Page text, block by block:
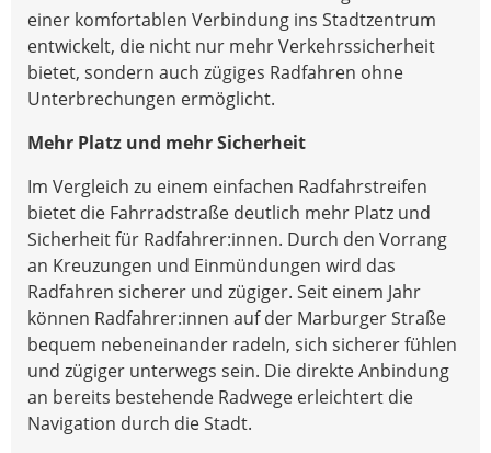
einer komfortablen Verbindung ins Stadtzentrum
entwickelt, die nicht nur mehr Verkehrssicherheit
bietet, sondern auch zügiges Radfahren ohne
Unterbrechungen ermöglicht.
Mehr Platz und mehr Sicherheit
Im Vergleich zu einem einfachen Radfahrstreifen
bietet die Fahrradstraße deutlich mehr Platz und
Sicherheit für Radfahrer:innen. Durch den Vorrang
an Kreuzungen und Einmündungen wird das
Radfahren sicherer und zügiger. Seit einem Jahr
können Radfahrer:innen auf der Marburger Straße
bequem nebeneinander radeln, sich sicherer fühlen
und zügiger unterwegs sein. Die direkte Anbindung
an bereits bestehende Radwege erleichtert die
Navigation durch die Stadt.